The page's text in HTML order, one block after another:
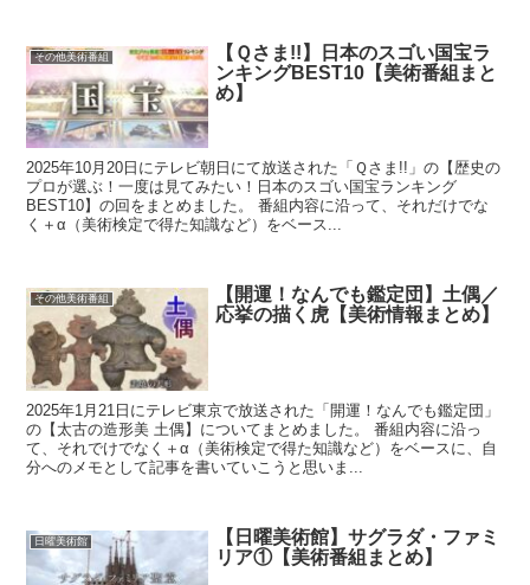
その他美術番組
【Ｑさま!!】日本のスゴい国宝ラ
ンキングBEST10【美術番組まと
め】
2025年10月20日にテレビ朝日にて放送された「Ｑさま!!」の【歴史の
プロが選ぶ！一度は見てみたい！日本のスゴい国宝ランキング
BEST10】の回をまとめました。 番組内容に沿って、それだけでな
く＋α（美術検定で得た知識など）をベース...
その他美術番組
【開運！なんでも鑑定団】土偶／
応挙の描く虎【美術情報まとめ】
2025年1月21日にテレビ東京で放送された「開運！なんでも鑑定団」
の【太古の造形美 土偶】についてまとめました。 番組内容に沿っ
て、それでけでなく＋α（美術検定で得た知識など）をベースに、自
分へのメモとして記事を書いていこうと思いま...
日曜美術館
【日曜美術館】サグラダ・ファミ
リア①【美術番組まとめ】